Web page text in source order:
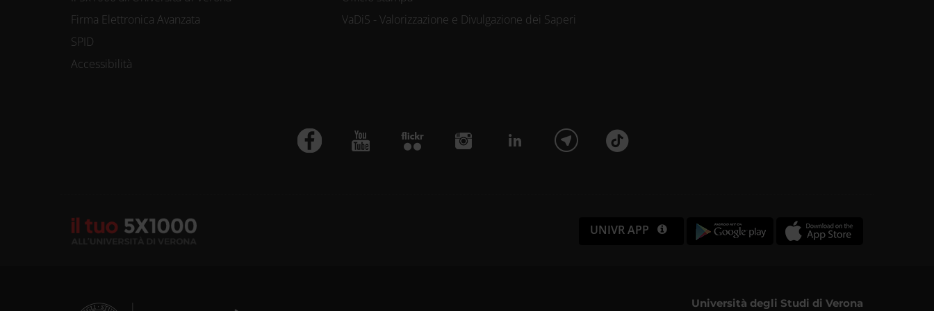
Firma Elettronica Avanzata
SPID
Accessibilità
VaDiS - Valorizzazione e Divulgazione dei Saperi
UNIVR APP
Università degli Studi di Verona